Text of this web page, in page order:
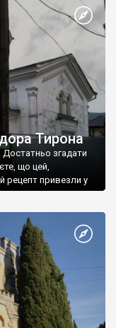
Тирона
Достатньо згадати
що цей,
рецепт привезли у